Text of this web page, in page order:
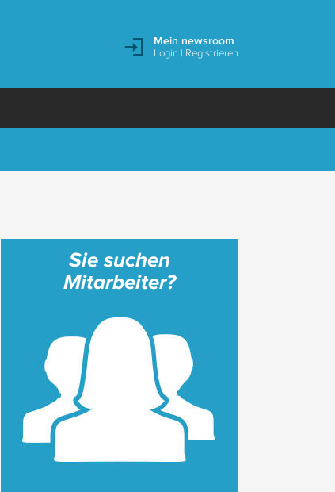
Mein newsroom
Login | Registrieren
Sie suchen
Mitarbeiter?